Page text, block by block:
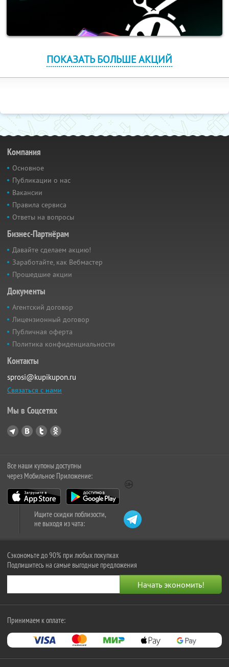
ПОКАЗАТЬ БОЛЬШЕ АКЦИЙ
Компания
Основное
Публикации о нас
Вакансии
Правила сервиса
Ответы на вопросы
Бизнес-Партнёрам
Давайте сделаем акцию!
Заработайте, как Вебмастер
Прошедшие акции
Документы
Агентский договор
Лицензионный договор
Публичная оферта
Политика конфиденциальности
Контакты
sprosi@kupikupon.ru
Связаться с нами
Мы в Соцсетях
Все наши купоны доступны
через Мобильное Приложение:
Ищите скидки поблизости,
не выходя из чата:
Сэкономьте до 90% при любых покупках
Подпишитесь на самые выгодные предложения
Принимаем к оплате: